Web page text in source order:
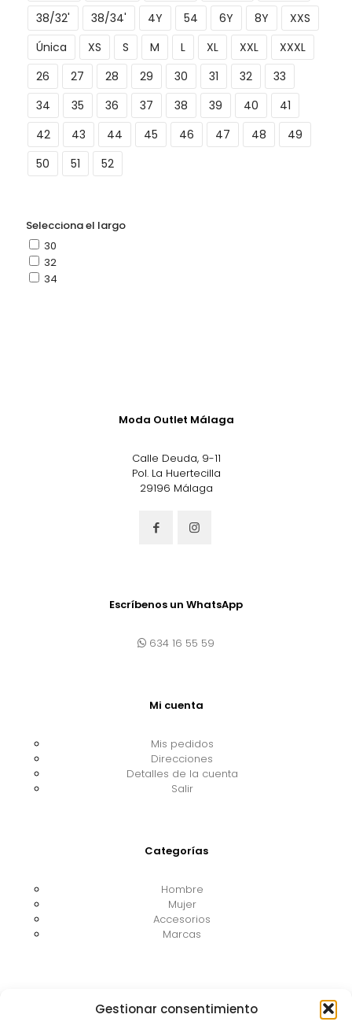
Gestionar consentimiento
38/32'
38/34' 4Y 54 6Y 8Y
XXS
Única
XS S M L XL XXL
XXXL
26
27 28 29 30 31 32
33
34
35 36 37 38 39 40
41
42
43 44 45 46 47 48
49
50
51 52
Selecciona el largo
30
32
34
Moda Outlet Málaga
Calle Deuda, 9-11
Pol. La Huertecilla
29196 Málaga
Escríbenos un WhatsApp
634 16 55 59
Mi cuenta
Mis pedidos
Direcciones
Detalles de la cuenta
Salir
Categorías
Hombre
Mujer
Accesorios
Marcas